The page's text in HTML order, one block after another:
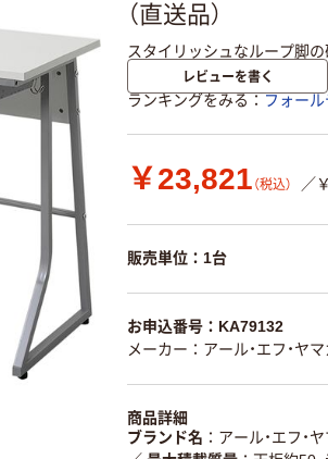
（直送品）
スタイリッシュなループ脚
レビューを書く
ランキングをみる フォー
￥23,821 （税込） ／
販売単位：1台
お申込番号：KA79132
メーカー：アール・エフ・ヤ
商品詳細
ブランド名
アール・エフ・